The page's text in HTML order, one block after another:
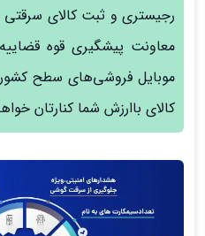
رجیستری و ثبت کالای
معاونت پیشگیری قوه
موبایل فروشی‌های سطح
کالای باارزش شما کنارتان